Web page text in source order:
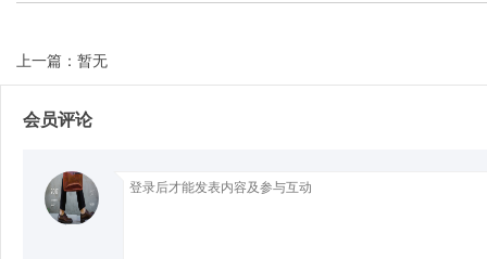
上一篇：暂无
会员评论